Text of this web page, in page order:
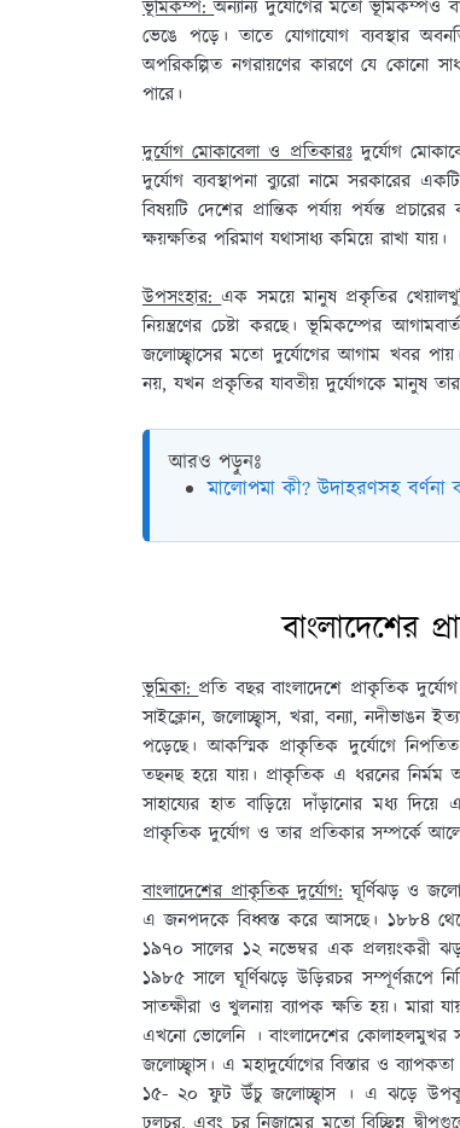
ভূমিকম্প:অন্যান্য দুর্যোগের মতাে ভূমিকম্পও
ভেঙে পড়ে। তাতে যােগাযােগ ব্যবস্থার
অপরিকল্পিত নগরায়ণের কারণে যে কোনাে
পারে।
দুর্যোগ মােকাবেলা ও প্রতিকারঃদুর্যোগ
দুর্যোগ ব্যবস্থাপনা ব্যুরাে নামে সরকারের
বিষয়টি দেশের প্রান্তিক পর্যায় পর্যন্ত
ক্ষয়ক্ষতির পরিমাণ যথাসাধ্য কমিয়ে রাখা যায়।
উপসংহার:এক সময়ে মানুষ প্রকৃতির
নিয়ন্ত্রণের চেষ্টা করছে। ভূমিকম্পের
জলােচ্ছ্বাসের মতাে দুর্যোগের আগাম খবর
নয়, যখন প্রকৃতির যাবতীয় দুর্যোগকে মানুষ তার
আরও পড়ুনঃ
মালোপমা কী? উদাহরণসহ বর্ণনা
বাংলাদেশের
ভূমিকা:প্রতি বছর বাংলাদেশে প্রাকৃতিক
সাইক্লোন, জলোচ্ছ্বাস, খরা, বন্যা, নদীভাঙন
পড়েছে। আকস্মিক প্রাকৃতিক দুর্যোগে নিপতিত
তছনছ হয়ে যায়। প্রাকৃতিক এ ধরনের
সাহায্যের হাত বাড়িয়ে দাঁড়ানোর মধ্য
প্রাকৃতিক দুর্যোগ ও তার প্রতিকার সম্পর্কে
বাংলাদেশের প্রাকৃতিক দুর্যোগ:ঘূর্ণিঝড় ও
এ জনপদকে বিধ্বস্ত করে আসছে। ১৮৮৪
১৯৭০ সালের ১২ নভেম্বর এক প্রলয়ংকরী
১৯৮৫ সালে ঘূর্ণিঝড়ে উড়িরচর সম্পূর্ণরূপে
সাতক্ষীরা ও খুলনায় ব্যাপক ক্ষতি হয়। মারা
এখনো ভোলেনি । বাংলাদেশের কোলাহলমুখর
জলোচ্ছ্বাস। এ মহাদুর্যোগের বিস্তার ও
১৫- ২০ ফুট উঁচু জলোচ্ছ্বাস । এ ঝড়ে উপকূলীয়